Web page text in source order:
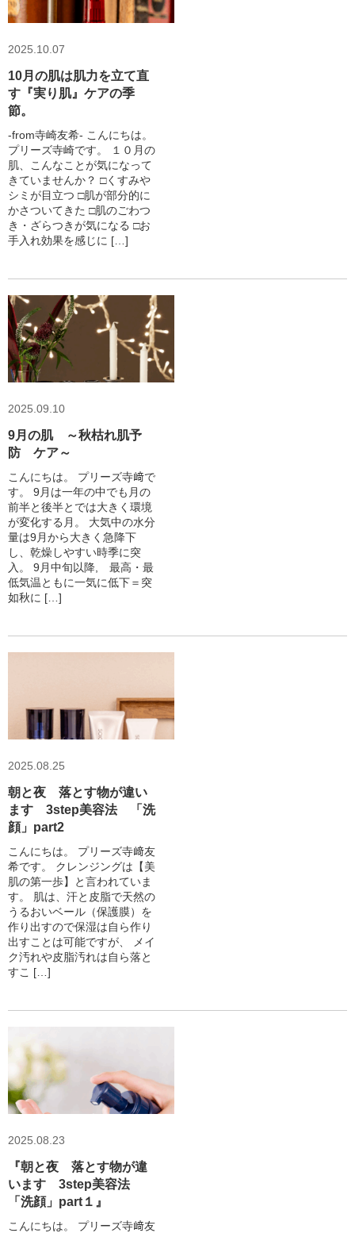
2025.10.07
10月の肌は肌力を立て直
す『実り肌』ケアの季
節。
-from寺崎友希- こんにちは。
プリーズ寺崎です。 １０月の
肌、こんなことが気になって
きていませんか？ □くすみや
シミが目立つ □肌が部分的に
かさついてきた □肌のごわつ
き・ざらつきが気になる □お
手入れ効果を感じに […]
2025.09.10
9月の肌 ～秋枯れ肌予
防 ケア～
こんにちは。 プリーズ寺﨑で
す。 9月は一年の中でも月の
前半と後半とでは大きく環境
が変化する月。 大気中の水分
量は9月から大きく急降下
し、乾燥しやすい時季に突
入。 9月中旬以降, 最高・最
低気温ともに一気に低下＝突
如秋に […]
2025.08.25
朝と夜 落とす物が違い
ます 3step美容法 「洗
顔」part2
こんにちは。 プリーズ寺﨑友
希です。 クレンジングは【美
肌の第一歩】と言われていま
す。 肌は、汗と皮脂で天然の
うるおいベール（保護膜）を
作り出すので保湿は自ら作り
出すことは可能ですが、 メイ
ク汚れや皮脂汚れは自ら落と
すこ […]
2025.08.23
『朝と夜 落とす物が違
います 3step美容法
「洗顔」part１』
こんにちは。 プリーズ寺﨑友